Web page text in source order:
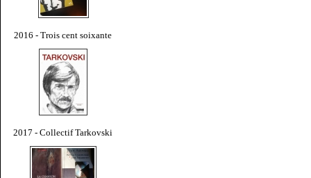
2016 - Trois cent soixante
2017 - Collectif Tarkovski